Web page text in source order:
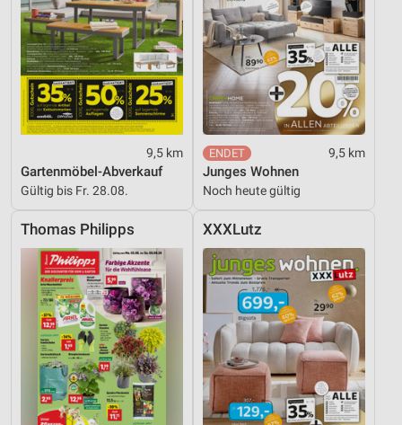
9,5 km
Gartenmöbel-Abverkauf
Gültig bis Fr. 28.08.
9,5 km
Junges Wohnen
Noch heute gültig
Thomas Philipps XXXLutz